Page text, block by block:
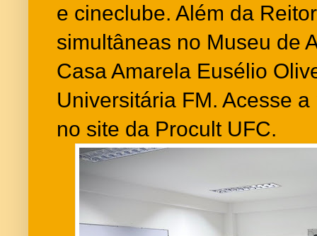
e cineclube. Além da
simultâneas no Museu de
Casa Amarela Eusélio
Universitária FM. Acesse
no site da Procult UFC.